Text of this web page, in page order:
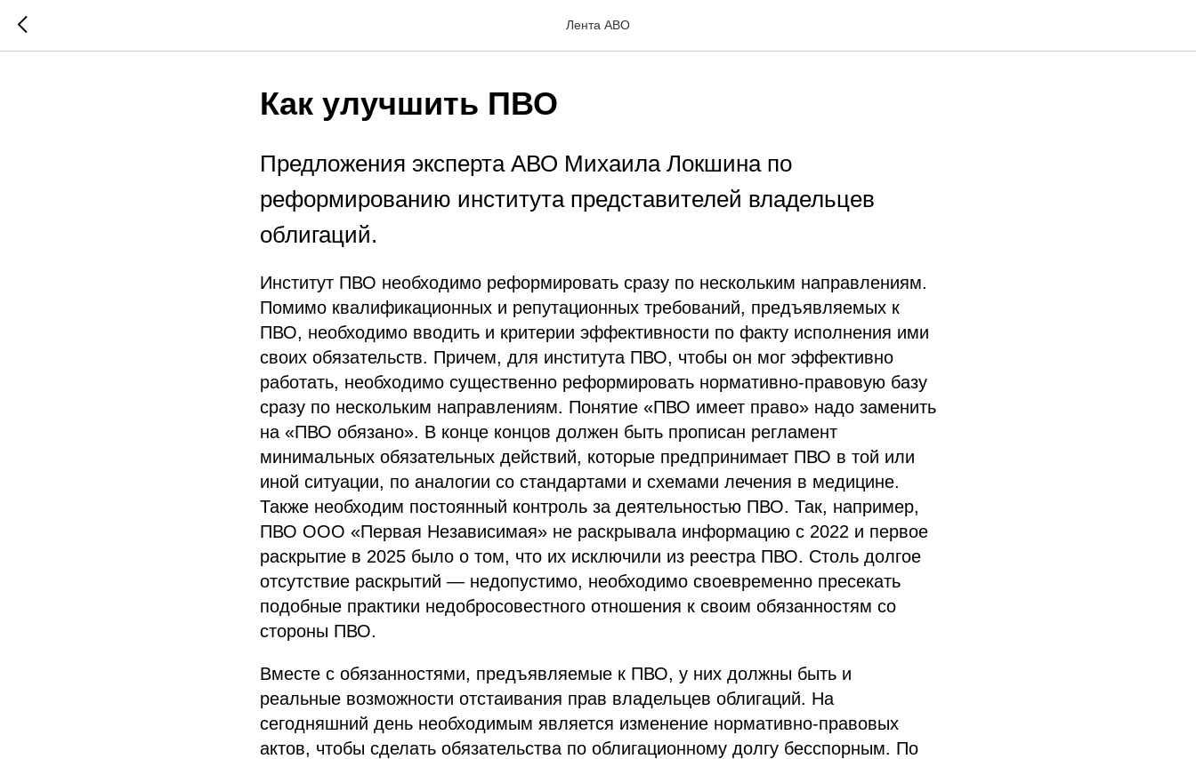
Лента АВО
Как улучшить ПВО
Предложения эксперта АВО Михаила Локшина по
реформированию института представителей владельцев
облигаций.
Институт ПВО необходимо реформировать сразу по нескольким направлениям.
Помимо квалификационных и репутационных требований, предъявляемых к
ПВО, необходимо вводить и критерии эффективности по факту исполнения ими
своих обязательств. Причем, для института ПВО, чтобы он мог эффективно
работать, необходимо существенно реформировать нормативно-правовую базу
сразу по нескольким направлениям. Понятие «ПВО имеет право» надо заменить
на «ПВО обязано». В конце концов должен быть прописан регламент
минимальных обязательных действий, которые предпринимает ПВО в той или
иной ситуации, по аналогии со стандартами и схемами лечения в медицине.
Также необходим постоянный контроль за деятельностью ПВО. Так, например,
ПВО ООО «Первая Независимая» не раскрывала информацию с 2022 и первое
раскрытие в 2025 было о том, что их исключили из реестра ПВО. Столь долгое
отсутствие раскрытий — недопустимо, необходимо своевременно пресекать
подобные практики недобросовестного отношения к своим обязанностям со
стороны ПВО.
Вместе с обязанностями, предъявляемые к ПВО, у них должны быть и
реальные возможности отстаивания прав владельцев облигаций. На
сегодняшний день необходимым является изменение нормативно-правовых
актов, чтобы сделать обязательства по облигационному долгу бесспорным. По